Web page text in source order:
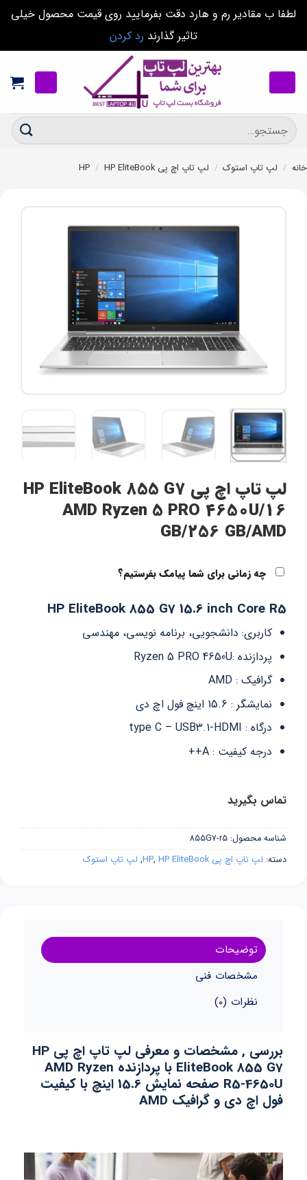
لطفا ب مقادیر رم و هارد دقت بفرمایید روی قیمت محصول خیلی
تاثیر گذارند رد کردن
content
جستجو
برای:
خانه / لپ تاپ استوک / لپ تاپ اچ پی HP / HP EliteBook
لپ تاپ اچ پی HP EliteBook 855 G7
AMD Ryzen 5 PRO 4650U/16
GB/256 GB/AMD
چه زمانی برای شما پیامک بفرستیم؟
HP EliteBook 855 G7 15.6 inch Core R5
کاربری: دانشجویی، برنامه نویسی، مهندسی
پردازنده :Ryzen 5 PRO 4650U
گرافیک : AMD
نمایشگر : 15.6 اینچ فول اچ دی
درگاه : type C – USB3.1-HDMI
درجه کیفیت : A++
تماس بگیرید
شناسه محصول: 855G7-r5
دسته: لپ تاپ اچ پی HP , HP EliteBook
, لپ تاپ استوک
توضیحات
مشخصات فنی
نظرات (0)
بررسی , مشخصات و معرفی لپ تاپ اچ پی HP
EliteBook 855 G7 با پردازنده AMD Ryzen
R5-4650U
صفحه نمایش 15.6 اینچ با کیفیت
فول اچ دی و گرافیک AMD